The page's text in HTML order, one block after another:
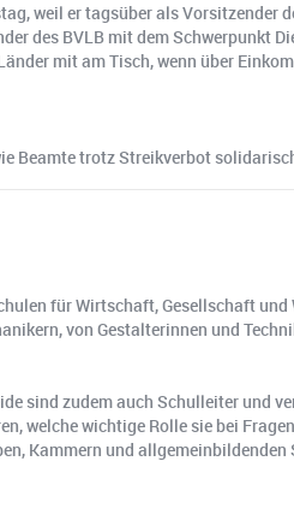
weil er tagsüber als Vorsitzender
des BVLB mit dem Schwerpunkt
mit am Tisch, wenn über
Beamte trotz Streikverbot
für Wirtschaft, Gesellschaft
von Gestalterinnen und
sind zudem auch Schulleiter und
welche wichtige Rolle sie bei
Kammern und